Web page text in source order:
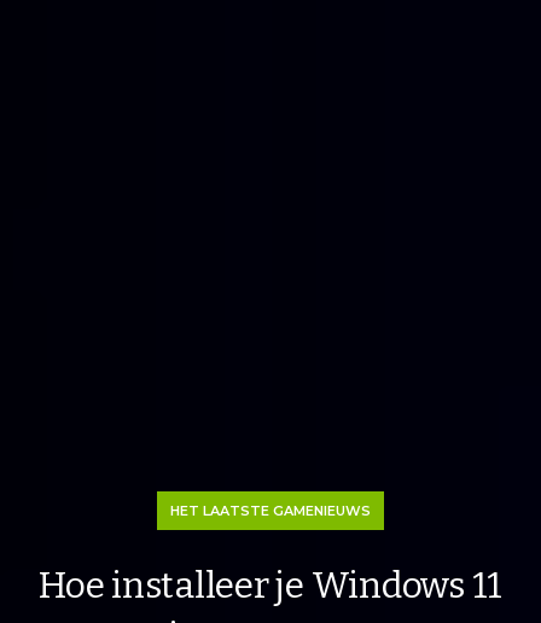
HET LAATSTE GAMENIEUWS
Hoe installeer je Windows 11